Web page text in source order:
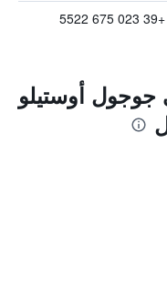
+39 023 675 5522
جوجول أوستيلو